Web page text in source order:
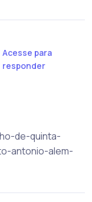
Acesse para
responder
de-quinta-
antonio-alem-